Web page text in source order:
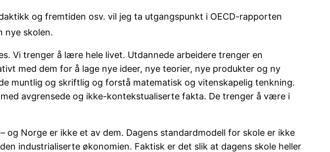
og fremtiden osv. vil jeg ta utgangspunkt i OECD-rapporten
nye skolen.
Vi trenger å lære hele livet. Utdannede arbeidere trenger en
med dem for å lage nye ideer, nye teorier, nye produkter og ny
muntlig og skriftlig og forstå matematisk og vitenskapelig tenkning.
avgrensede og ikke-kontekstualiserte fakta. De trenger å være i
og Norge er ikke et av dem. Dagens standardmodell for skole er ikke
industrialiserte økonomien. Faktisk er det slik at dagens skole heller